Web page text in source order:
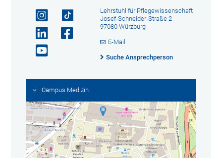
Lehrstuhl für Pflegewissenschaft
Josef-Schneider-Straße 2
97080 Würzburg
E-Mail
Suche Ansprechperson
Campus Medizin